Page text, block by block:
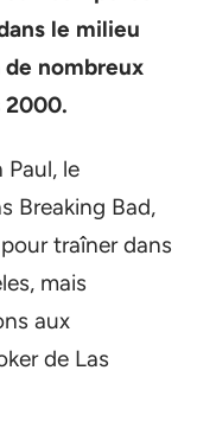
le milieu
nombreux
2000.
le
Breaking Bad,
traîner dans
mais
aux
de Las